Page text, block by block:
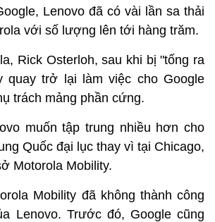
Lenovo đã có vài lần sa thải
với số lượng lên tới hàng trăm.
Rick Osterloh, sau khi bị "tống ra
quay trở lại làm việc cho Google
trách mảng phần cứng.
muốn tập trung nhiều hơn cho
Quốc đại lục thay vì tại Chicago,
Motorola Mobility.
Mobility đã không thành công
Lenovo. Trước đó, Google cũng